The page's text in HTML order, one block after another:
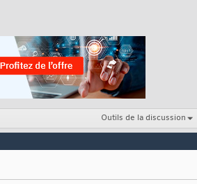
Outils de la discussion